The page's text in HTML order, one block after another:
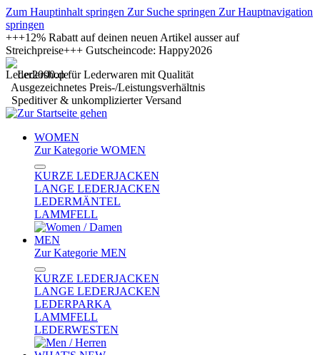
Zum Hauptinhalt springen Zur Suche springen Zur Hauptnavigation
springen
+++12% Rabatt auf deinen neuen Artikel ausser auf
Streichpreise+++ Gutscheincode: Happy2026
Ledershop für Lederwaren mit Qualität
Ausgezeichnetes Preis-/Leistungsverhältnis
Speditiver & unkomplizierter Versand
WOMEN
Zur Kategorie WOMEN
KURZE LEDERJACKEN
LANGE LEDERJACKEN
LEDERMÄNTEL
LAMMFELL
MEN
Zur Kategorie MEN
KURZE LEDERJACKEN
LANGE LEDERJACKEN
LEDERPARKA
LAMMFELL
LEDERWESTEN